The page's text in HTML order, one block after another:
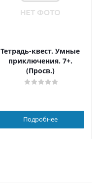
Тетрадь-квест. Умные
приключения. 7+.
(Просв.)
Подробнее